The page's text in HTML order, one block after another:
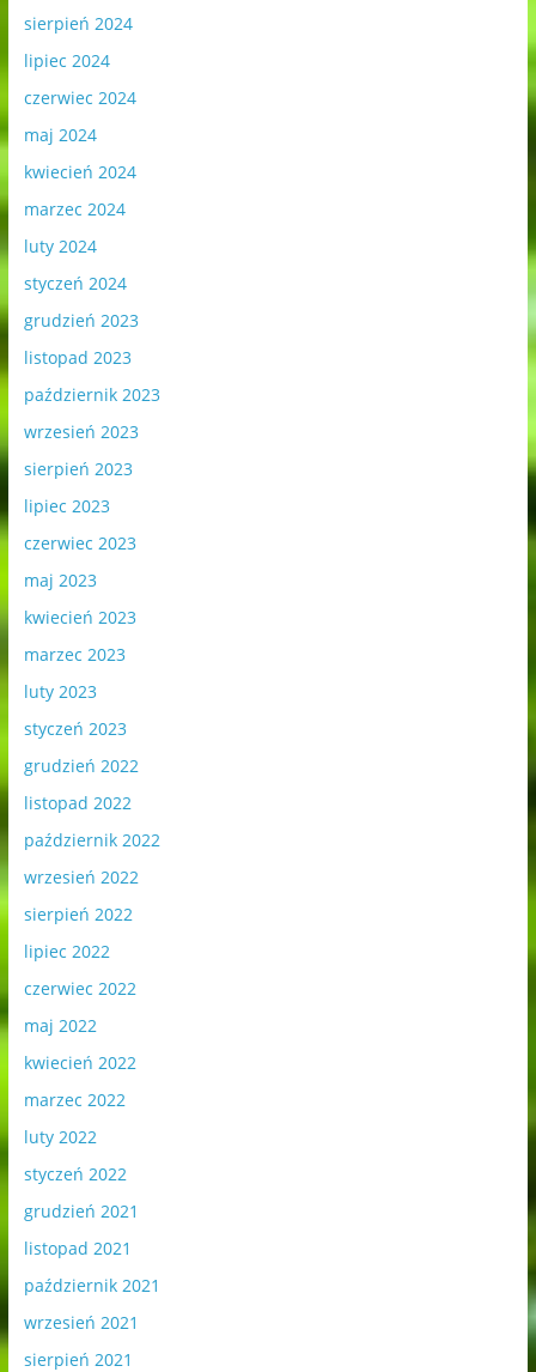
sierpień 2024
lipiec 2024
czerwiec 2024
maj 2024
kwiecień 2024
marzec 2024
luty 2024
styczeń 2024
grudzień 2023
listopad 2023
październik 2023
wrzesień 2023
sierpień 2023
lipiec 2023
czerwiec 2023
maj 2023
kwiecień 2023
marzec 2023
luty 2023
styczeń 2023
grudzień 2022
listopad 2022
październik 2022
wrzesień 2022
sierpień 2022
lipiec 2022
czerwiec 2022
maj 2022
kwiecień 2022
marzec 2022
luty 2022
styczeń 2022
grudzień 2021
listopad 2021
październik 2021
wrzesień 2021
sierpień 2021